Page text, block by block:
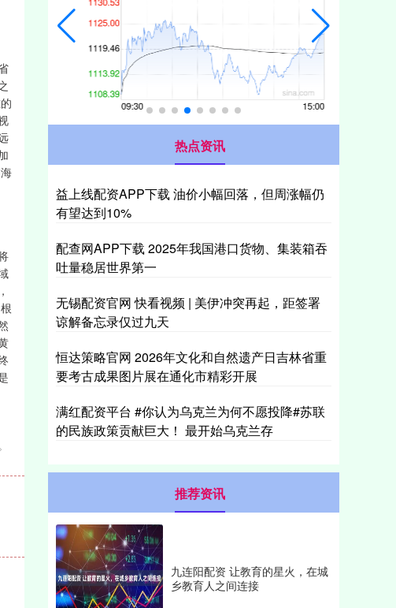
热点资讯
益上线配资APP下载 油价小幅回落，但周涨幅仍
有望达到10%
配查网APP下载 2025年我国港口货物、集装箱吞
吐量稳居世界第一
无锡配资官网 快看视频 | 美伊冲突再起，距签署
谅解备忘录仅过九天
恒达策略官网 2026年文化和自然遗产日吉林省重
要考古成果图片展在通化市精彩开展
满红配资平台 #你认为乌克兰为何不愿投降#苏联
的民族政策贡献巨大！ 最开始乌克兰存
推荐资讯
九连阳配资 让教育的星火，在城
乡教育人之间连接